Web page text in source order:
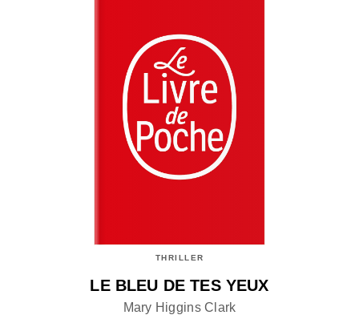
THRILLER
LE BLEU DE TES YEUX
Mary Higgins Clark